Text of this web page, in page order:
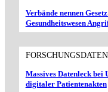
Verbände nennen
Gesundheitswesen
FORSCHUNGSDATEN
Massives Datenleck
digitaler Patientenakten